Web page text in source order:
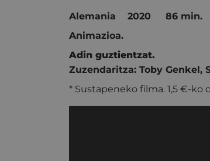
Alemania 2020 86 min.
Animazioa.
Adin guztientzat.
Zuzendaritza: Toby Genkel,
* Sustapeneko filma. 1,5 €-ko